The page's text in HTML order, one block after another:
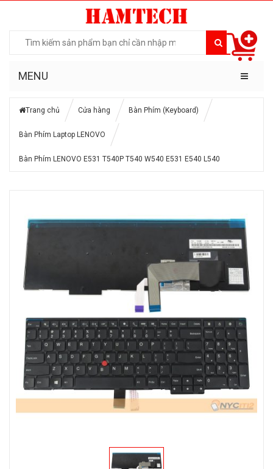
MENU
Trang chủ Cửa hàng Bàn Phím (Keyboard)
Bàn Phím Laptop LENOVO
Bàn Phím LENOVO E531 T540P T540 W540 E531 E540 L540